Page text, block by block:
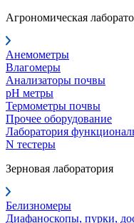
Агрономическая
Анемометры
Влагомеры
Анализаторы почвы
pH метры
Термометры почвы
Прочее оборудование
Лаборатория
N тестеры
Зерновая лаборатория
Белизномеры
Диафаноскопы, пурки,